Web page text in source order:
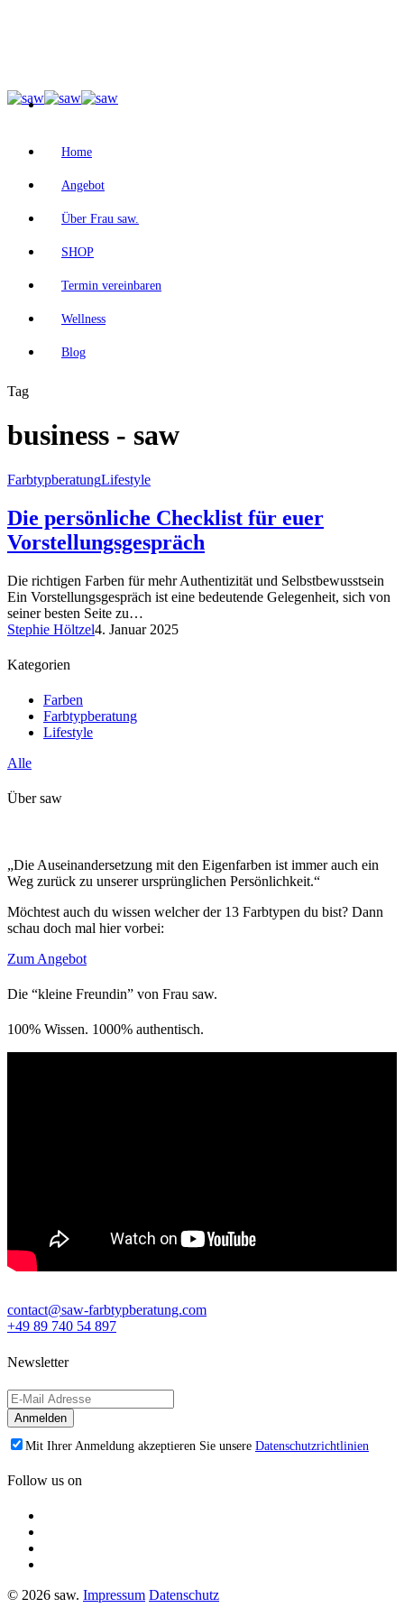
Home
Angebot
Über Frau saw.
SHOP
Termin vereinbaren
Wellness
Blog
Tag
business - saw
FarbtypberatungLifestyle
Die persönliche Checklist für euer
Vorstellungsgespräch
Die richtigen Farben für mehr Authentizität und Selbstbewusstsein
Ein Vorstellungsgespräch ist eine bedeutende Gelegenheit, sich von
seiner besten Seite zu…
Stephie Höltzel4. Januar 2025
Kategorien
Farben
Farbtypberatung
Lifestyle
Alle
Über saw
„Die Auseinandersetzung mit den Eigenfarben ist immer auch ein
Weg zurück zu unserer ursprünglichen Persönlichkeit.“
Möchtest auch du wissen welcher der 13 Farbtypen du bist? Dann
schau doch mal hier vorbei:
Zum Angebot
Die “kleine Freundin” von Frau saw.
100% Wissen. 1000% authentisch.
contact@saw-farbtypberatung.com
+49 89 740 54 897
Newsletter
Mit Ihrer Anmeldung akzeptieren Sie unsere Datenschutzrichtlinien
Follow us on
© 2026 saw. Impressum Datenschutz